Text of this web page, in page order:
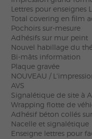
Lettres pour enseignes
Total covering en film
Pochoirs sur-mesure
Adhésifs sur mur peint
Nouvel habillage du
Bi-mâts information
Plaque gravée
NOUVEAU /
AVS
Signalétique de site à
Wrapping flotte de
Adhésif béton collés
Nacelle et signalétique
Enseigne lettres pour